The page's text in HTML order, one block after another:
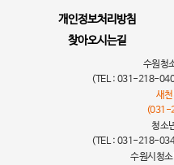
개인정보처리방침
찾아오시는길
수원청
(TEL : 031-218-
새
(031-
청소
(TEL : 031-218-
수원시청